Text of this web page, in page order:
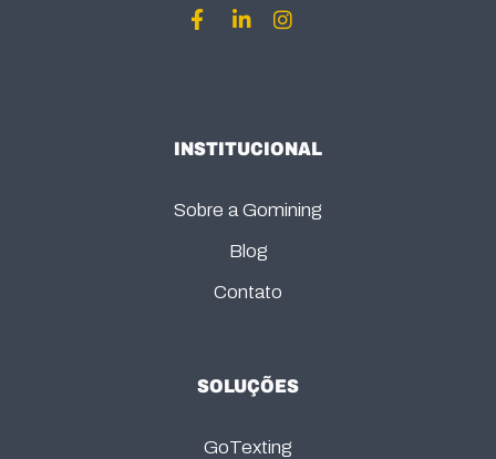
INSTITUCIONAL
Sobre a Gomining
Blog
Contato
SOLUÇÕES
GoTexting